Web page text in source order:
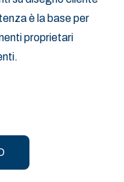
è la base per
proprietari